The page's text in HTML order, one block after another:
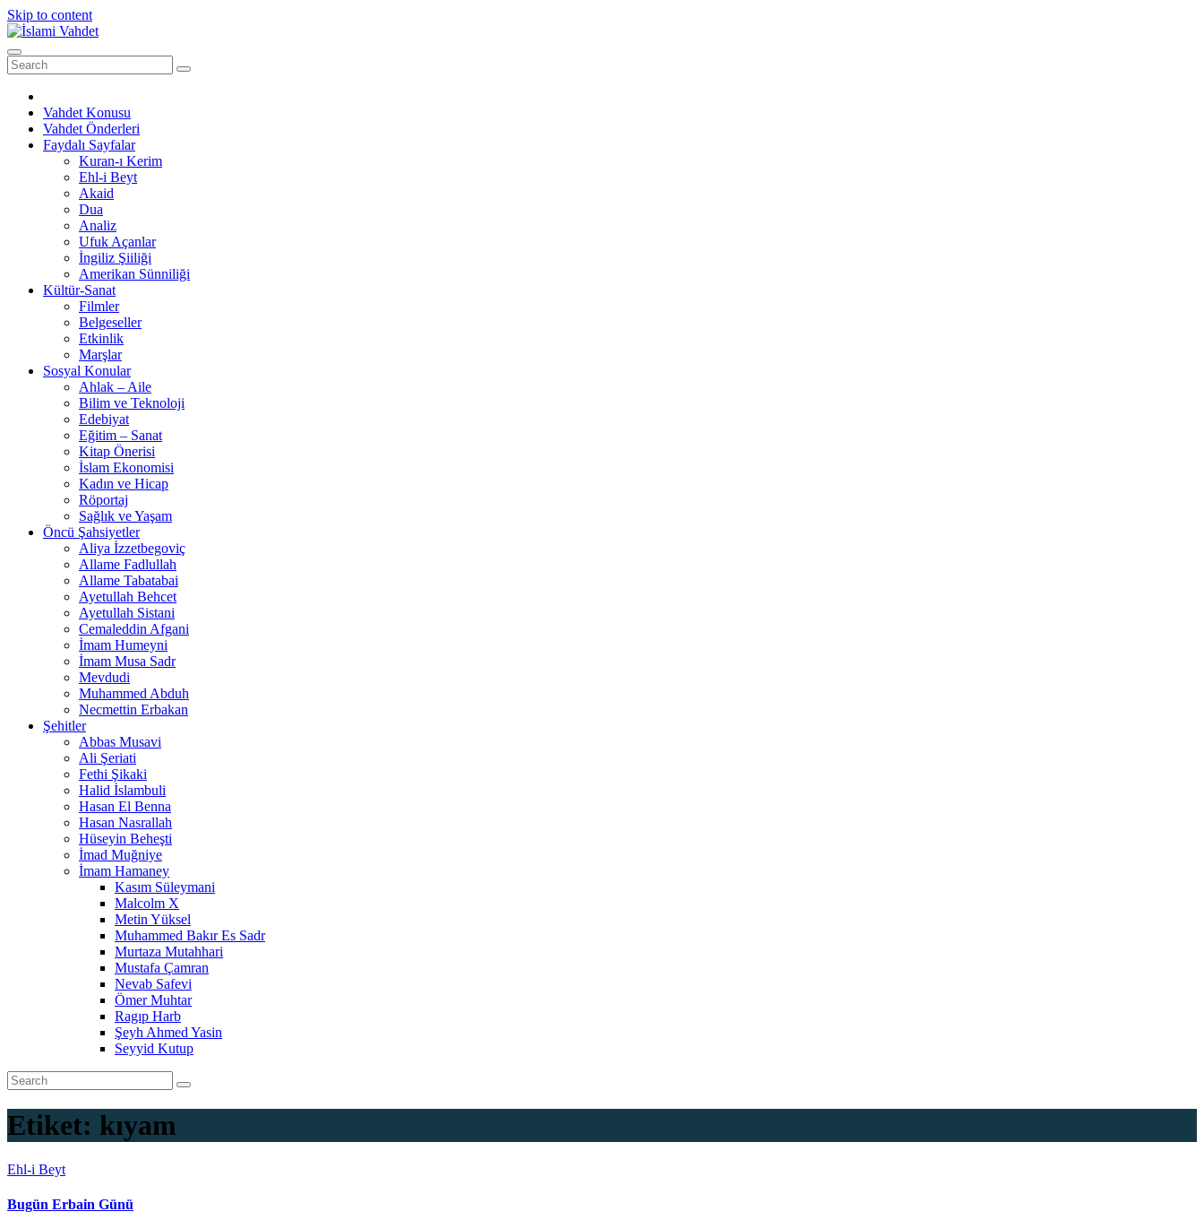
Skip to content
Vahdet Konusu
Vahdet Önderleri
Faydalı Sayfalar
Kuran-ı Kerim
Ehl-i Beyt
Akaid
Dua
Analiz
Ufuk Açanlar
İngiliz Şiiliği
Amerikan Sünniliği
Kültür-Sanat
Filmler
Belgeseller
Etkinlik
Marşlar
Sosyal Konular
Ahlak – Aile
Bilim ve Teknoloji
Edebiyat
Eğitim – Sanat
Kitap Önerisi
İslam Ekonomisi
Kadın ve Hicap
Röportaj
Sağlık ve Yaşam
Öncü Şahsiyetler
Aliya İzzetbegoviç
Allame Fadlullah
Allame Tabatabai
Ayetullah Behcet
Ayetullah Sistani
Cemaleddin Afgani
İmam Humeyni
İmam Musa Sadr
Mevdudi
Muhammed Abduh
Necmettin Erbakan
Şehitler
Abbas Musavi
Ali Şeriati
Fethi Şikaki
Halid İslambuli
Hasan El Benna
Hasan Nasrallah
Hüseyin Beheşti
İmad Muğniye
İmam Hamaney
Kasım Süleymani
Malcolm X
Metin Yüksel
Muhammed Bakır Es Sadr
Murtaza Mutahhari
Mustafa Çamran
Nevab Safevi
Ömer Muhtar
Ragıp Harb
Şeyh Ahmed Yasin
Seyyid Kutup
Etiket: kıyam
Ehl-i Beyt
Bugün Erbain Günü